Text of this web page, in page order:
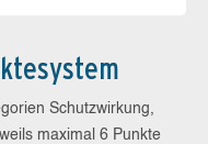
Schutzwirkung,
maximal 6 Punkte